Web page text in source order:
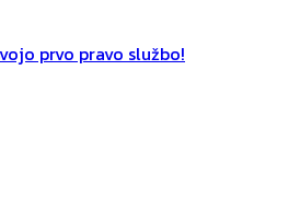
prvo pravo službo!